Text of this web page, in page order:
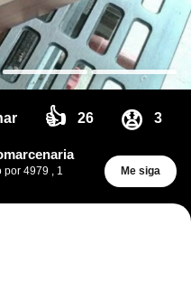
👍 26 😧 3
por 4979 , 1
Me siga